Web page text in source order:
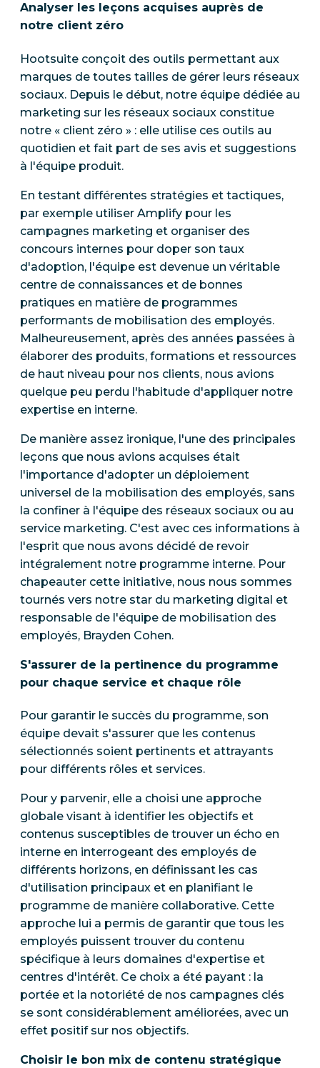
Analyser les leçons acquises auprès de
notre client zéro
Hootsuite conçoit des outils permettant aux
marques de toutes tailles de gérer leurs réseaux
sociaux. Depuis le début, notre équipe dédiée au
marketing sur les réseaux sociaux constitue
notre « client zéro » : elle utilise ces outils au
quotidien et fait part de ses avis et suggestions
à l'équipe produit.
En testant différentes stratégies et tactiques,
par exemple utiliser Amplify pour les
campagnes marketing et organiser des
concours internes pour doper son taux
d'adoption, l'équipe est devenue un véritable
centre de connaissances et de bonnes
pratiques en matière de programmes
performants de mobilisation des employés.
Malheureusement, après des années passées à
élaborer des produits, formations et ressources
de haut niveau pour nos clients, nous avions
quelque peu perdu l'habitude d'appliquer notre
expertise en interne.
De manière assez ironique, l'une des principales
leçons que nous avions acquises était
l'importance d'adopter un déploiement
universel de la mobilisation des employés, sans
la confiner à l'équipe des réseaux sociaux ou au
service marketing. C'est avec ces informations à
l'esprit que nous avons décidé de revoir
intégralement notre programme interne. Pour
chapeauter cette initiative, nous nous sommes
tournés vers notre star du marketing digital et
responsable de l'équipe de mobilisation des
employés, Brayden Cohen.
S'assurer de la pertinence du programme
pour chaque service et chaque rôle
Pour garantir le succès du programme, son
équipe devait s'assurer que les contenus
sélectionnés soient pertinents et attrayants
pour différents rôles et services.
Pour y parvenir, elle a choisi une approche
globale visant à identifier les objectifs et
contenus susceptibles de trouver un écho en
interne en interrogeant des employés de
différents horizons, en définissant les cas
d'utilisation principaux et en planifiant le
programme de manière collaborative. Cette
approche lui a permis de garantir que tous les
employés puissent trouver du contenu
spécifique à leurs domaines d'expertise et
centres d'intérêt. Ce choix a été payant : la
portée et la notoriété de nos campagnes clés
se sont considérablement améliorées, avec un
effet positif sur nos objectifs.
Choisir le bon mix de contenu stratégique